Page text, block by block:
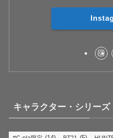
キャラクター・シリーズ